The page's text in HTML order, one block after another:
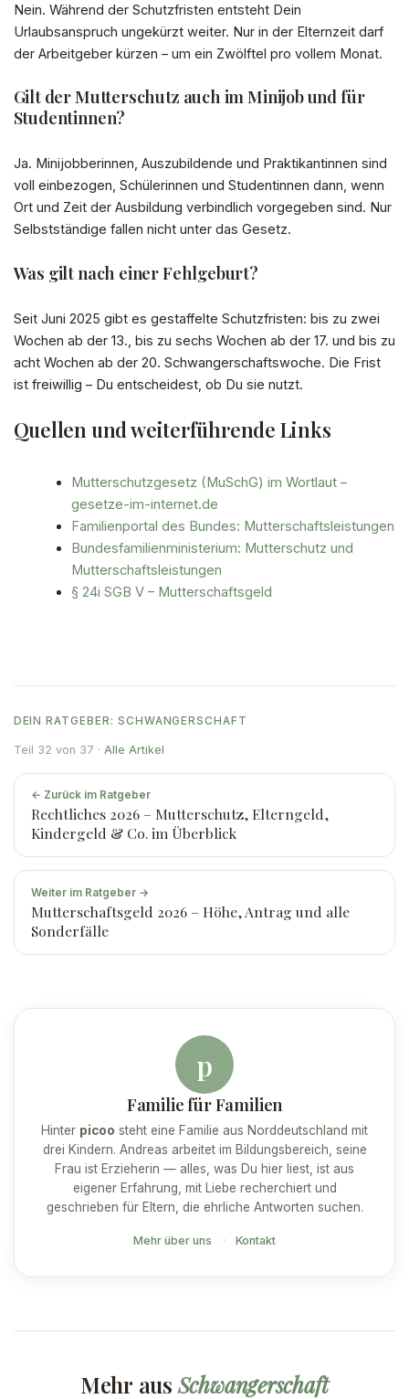
Nein. Während der Schutzfristen entsteht Dein
Urlaubsanspruch ungekürzt weiter. Nur in der Elternzeit darf
der Arbeitgeber kürzen – um ein Zwölftel pro vollem Monat.
Gilt der Mutterschutz auch im Minijob und für
Studentinnen?
Ja. Minijobberinnen, Auszubildende und Praktikantinnen sind
voll einbezogen, Schülerinnen und Studentinnen dann, wenn
Ort und Zeit der Ausbildung verbindlich vorgegeben sind. Nur
Selbstständige fallen nicht unter das Gesetz.
Was gilt nach einer Fehlgeburt?
Seit Juni 2025 gibt es gestaffelte Schutzfristen: bis zu zwei
Wochen ab der 13., bis zu sechs Wochen ab der 17. und bis zu
acht Wochen ab der 20. Schwangerschaftswoche. Die Frist
ist freiwillig – Du entscheidest, ob Du sie nutzt.
Quellen und weiterführende Links
Mutterschutzgesetz (MuSchG) im Wortlaut –
gesetze-im-internet.de
Familienportal des Bundes: Mutterschaftsleistungen
Bundesfamilienministerium: Mutterschutz und
Mutterschaftsleistungen
§ 24i SGB V – Mutterschaftsgeld
DEIN RATGEBER: SCHWANGERSCHAFT
Teil 32 von 37 · Alle Artikel
← Zurück im Ratgeber
Rechtliches 2026 – Mutterschutz, Elterngeld,
Kindergeld & Co. im Überblick
Weiter im Ratgeber →
Mutterschaftsgeld 2026 – Höhe, Antrag und alle
Sonderfälle
p
Familie für Familien
Hinter picoo steht eine Familie aus Norddeutschland mit
drei Kindern. Andreas arbeitet im Bildungsbereich, seine
Frau ist Erzieherin — alles, was Du hier liest, ist aus
eigener Erfahrung, mit Liebe recherchiert und
geschrieben für Eltern, die ehrliche Antworten suchen.
Mehr über uns · Kontakt
Mehr aus Schwangerschaft